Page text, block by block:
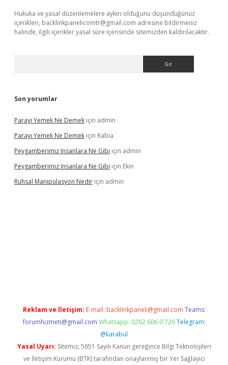
Hukuka ve yasal düzenlemelere aykırı olduğunu düşündüğünüz
içerikleri, backlinkpanelicomtr@gmail.com adresine bildirmeniz
halinde, ilgili içerikler yasal süre içerisinde sitemizden kaldırılacaktır.
Son yorumlar
Parayı Yemek Ne Demek için admin
Parayı Yemek Ne Demek için Rabia
Peygamberimiz Insanlara Ne Gibi için admin
Peygamberimiz Insanlara Ne Gibi için Ekin
Ruhsal Manipülasyon Nedir için admin
Reklam ve İletişim: E-mail: backlinkpaneli@gmail.com Teams:
forumhizmeti@gmail.com Whatsapp: 0262 606 0 726 Telegram:
@karabul
Yasal Uyarı: Sitemiz, 5651 Sayılı Kanun gereğince Bilgi Teknolojileri
ve İletişim Kurumu (BTK) tarafından onaylanmış bir Yer Sağlayıcı